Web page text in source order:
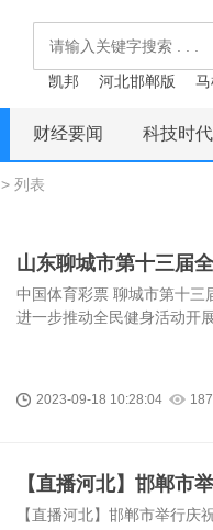
凯邦 河北邯郸版
财经要闻 科技时代
> 列表
山东聊城市第十三届
中国体育彩票 聊城市第十三
进一步推动全民健身活动开
2023-09-18 10:28:04 187
【直播河北】邯郸市
【直播河北】邯郸市举行庆